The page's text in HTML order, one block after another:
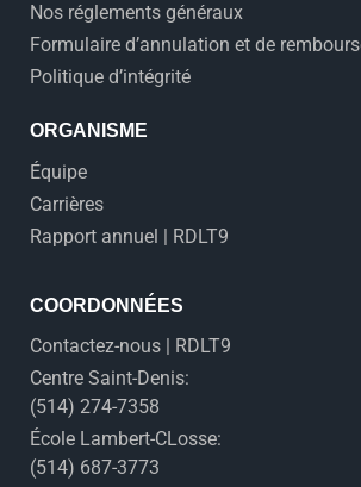
Nos réglements généraux
Formulaire d’annulation et de
Politique d’intégrité
ORGANISME
Équipe
Carrières
Rapport annuel | RDLT9
COORDONNÉES
Contactez-nous | RDLT9
Centre Saint-Denis:
(514) 274-7358
École Lambert-CLosse:
(514) 687-3773